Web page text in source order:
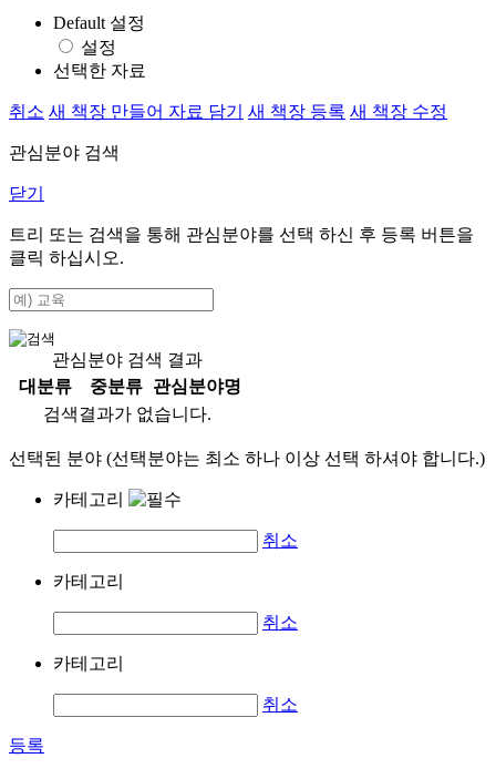
Default 설정
설정
선택한 자료
취소 새 책장 만들어 자료 담기 새 책장 등록 새 책장 수정
관심분야 검색
닫기
트리 또는 검색을 통해 관심분야를 선택 하신 후 등록 버튼을
클릭 하십시오.
관심분야 검색 결과
대분류
중분류
관심분야명
검색결과가 없습니다.
선택된 분야 (선택분야는 최소 하나 이상 선택 하셔야 합니다.)
카테고리
취소
카테고리
취소
카테고리
취소
등록